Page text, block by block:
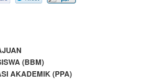
(BBM)
AKADEMIK (PPA)